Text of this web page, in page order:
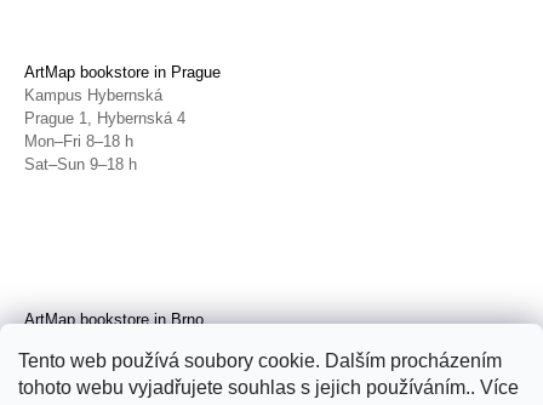
Tento web používá soubory cookie. Dalším procházením
tohoto webu vyjadřujete souhlas s jejich používáním.. Více
ArtMap bookstore in Prague
Kampus Hybernská
Prague 1, Hybernská 4
Mon–Fri 8–18 h
Sat–Sun 9–18 h
ArtMap bookstore in Brno
Brno, Radnická 4
Tue–Fri 11–19 h